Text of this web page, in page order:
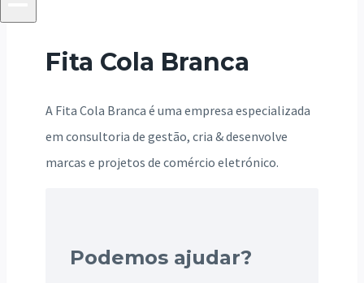
Fita Cola Branca
A Fita Cola Branca é uma empresa especializada
em consultoria de gestão, cria & desenvolve
marcas e projetos de comércio eletrónico.
Podemos ajudar?